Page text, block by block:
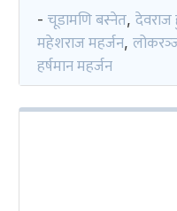
- चूडामणि बस्नेत, देवराज
महेशराज महर्जन,
हर्षमान महर्जन